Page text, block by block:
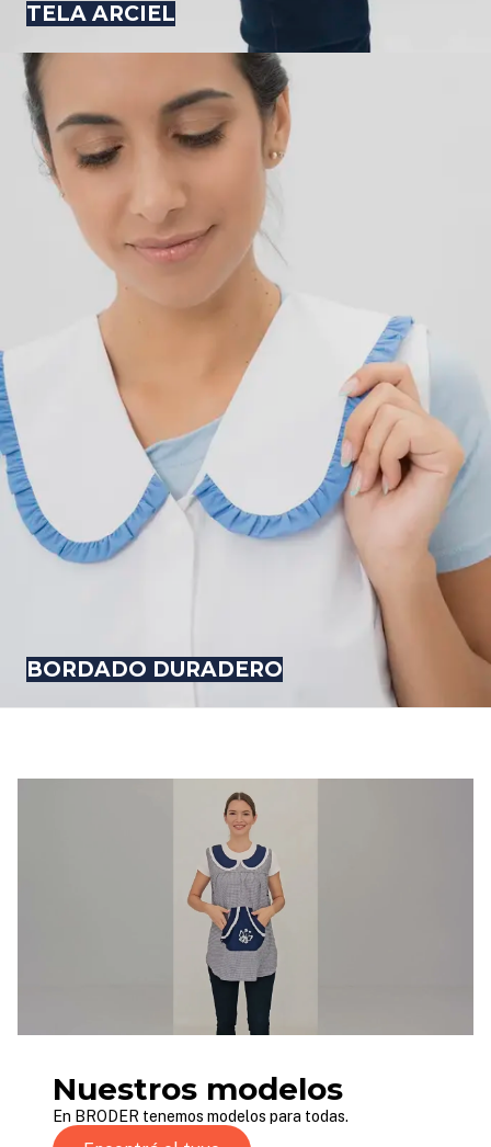
TELA ARCIEL
BORDADO DURADERO
Nuestros modelos
En BRODER tenemos modelos para todas.